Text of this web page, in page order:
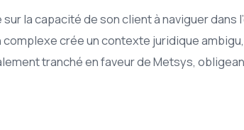
la capacité de son client à naviguer
crée un contexte juridique
tranché en faveur de Metsys,